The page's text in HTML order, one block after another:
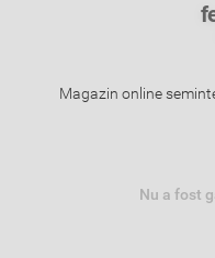
Magazin online
Nu a fost